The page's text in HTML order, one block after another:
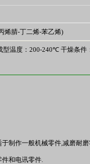
烯腈-丁二烯-苯乙烯)
型温度： 200-240℃ 干燥条件
于制作一般机械零件,减磨耐
件和电讯零件.